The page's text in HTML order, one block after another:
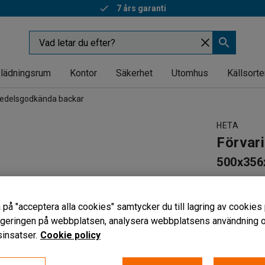
7 års garanti
Kontor Säkerhet Utomhus
backar
HETA
Art. nr:
på "acceptera alla cookies" samtycker du till lagring av
på webbplatsen, analysera webbplatsens användning
Cookie policy